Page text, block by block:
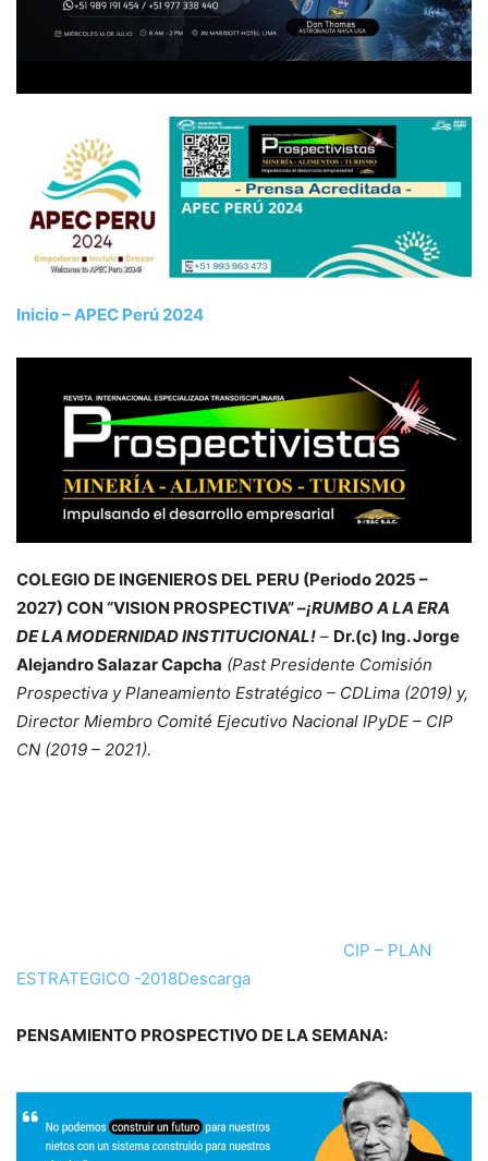
Inicio – APEC Perú 2024
COLEGIO DE INGENIEROS DEL PERU (Periodo 2025 –
2027) CON “VISION PROSPECTIVA” –¡RUMBO A LA ERA
DE LA MODERNIDAD INSTITUCIONAL! – Dr.(c) Ing. Jorge
Alejandro Salazar Capcha (Past Presidente Comisión
Prospectiva y Planeamiento Estratégico – CDLima (2019) y,
Director Miembro Comité Ejecutivo Nacional IPyDE – CIP
CN (2019 – 2021).
CIP – PLAN
ESTRATEGICO -2018Descarga
PENSAMIENTO PROSPECTIVO DE LA SEMANA: